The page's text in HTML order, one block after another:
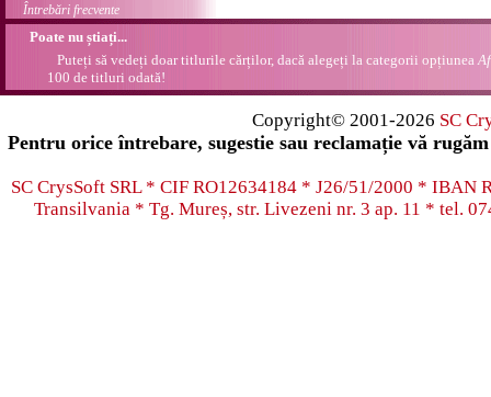
Întrebări frecvente
Poate nu știați...
Puteți să vedeți doar titlurile cărților, dacă alegeți la categorii opțiunea
100 de titluri odată!
Copyright© 2001-2026 SC
Pentru orice întrebare, sugestie sau reclamație vă
SC CrysSoft SRL * CIF RO12634184 * J26/51/2000 * IBAN
Transilvania * Tg. Mureș, str. Livezeni nr. 3 ap. 11 * tel.